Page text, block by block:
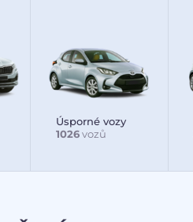
Úsporné vozy
1026vozů